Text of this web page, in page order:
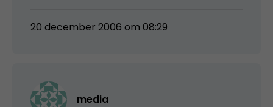
20 december 2006 om 08:29
media